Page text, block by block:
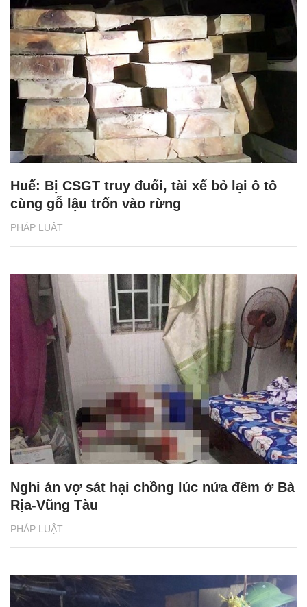
PHÁP LUẬT
Huế: Bị CSGT truy đuổi, tài xế bỏ lại ô tô
cùng gỗ lậu trốn vào rừng
PHÁP LUẬT
Nghi án vợ sát hại chồng lúc nửa đêm ở Bà
Rịa-Vũng Tàu